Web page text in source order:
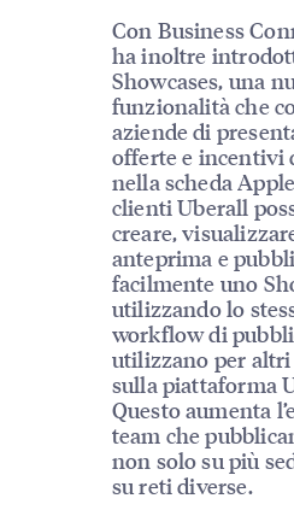
Con Business
ha inoltre
Showcases, una
funzionalità che
aziende di
offerte e incentivi
nella scheda
clienti Uberall
creare,
anteprima e
facilmente uno
utilizzando lo
workflow di
utilizzano per
sulla piattaforma
Questo aumenta
team che
non solo su più
su reti diverse.